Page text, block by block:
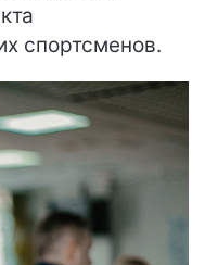
спортсменов.